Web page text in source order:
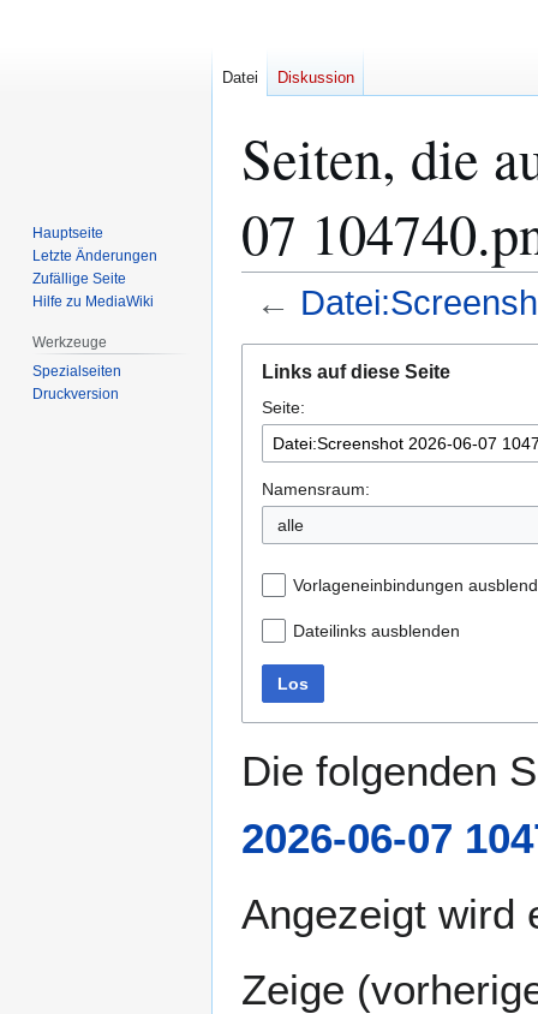
Seiten, die
07
←
Navigation
springen
Suche
springen
Links auf diese Seite
Seite:
Namensraum:
Vorlageneinbindungen
Dateilinks ausblenden
Los
Die folgenden
2026-06-07
Angezeigt wird
Zeige (
Datei Diskussion
Hauptseite
Letzte Änderungen
Zufällige Seite
Hilfe zu MediaWiki
Werkzeuge
Spezialseiten
Druckversion